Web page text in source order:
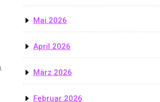
Mai 2026
April 2026
März 2026
Februar 2026